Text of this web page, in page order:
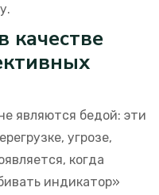
качестве
являются бедой: эти
угрозе,
когда
индикатор»